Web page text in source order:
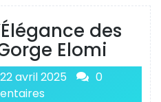
des
Elomi
22 avril 2025
0